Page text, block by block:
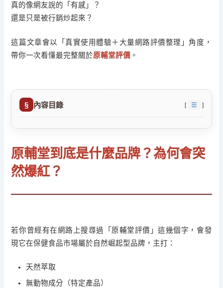
真的像網友說的「有感」？
還是只是被行銷炒起來？
這篇文章會以「真實使用體驗＋大量網路評價整理」角度，
帶你一次看懂最完整關於原輔堂評價 。
內容目錄 ☰
原輔堂到底是什麼品牌？為何會突
然爆紅？
若你曾經有在網路上搜尋過「原輔堂評價」這幾個字，會發
現它在保健食品市場屬於自然崛起型品牌，主打：
天然萃取
無動物成分（特定產品）